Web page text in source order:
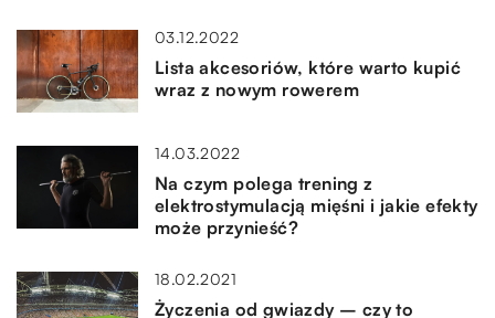
03.12.2022
Lista akcesoriów, które warto kupić
wraz z nowym rowerem
14.03.2022
Na czym polega trening z
elektrostymulacją mięśni i jakie efekty
może przynieść?
18.02.2021
Życzenia od gwiazdy – czy to